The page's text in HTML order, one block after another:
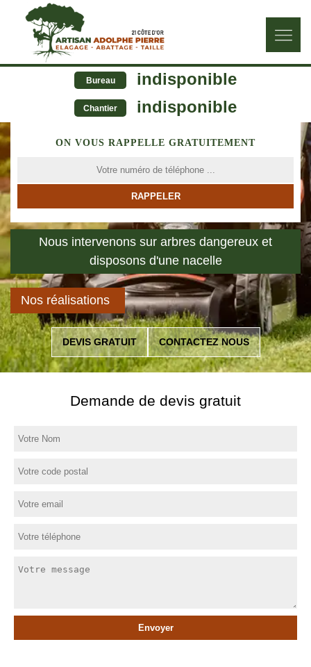
Bureau indisponible
Chantier indisponible
ON VOUS RAPPELLE GRATUITEMENT
Nous intervenons sur arbres dangereux et
disposons d'une nacelle
Nos réalisations
DEVIS GRATUIT CONTACTEZ NOUS
Demande de devis gratuit